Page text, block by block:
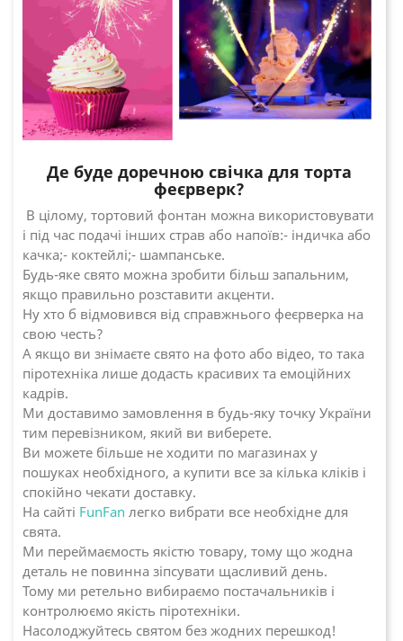
Де буде доречною свічка для торта
феєрверк?
В цілому, тортовий фонтан можна використовувати
і під час подачі інших страв або напоїв:- індичка або
качка;- коктейлі;- шампанське.
Будь-яке свято можна зробити більш запальним,
якщо правильно розставити акценти.
Ну хто б відмовився від справжнього феєрверка на
свою честь?
А якщо ви знімаєте свято на фото або відео, то така
піротехніка лише додасть красивих та емоційних
кадрів.
Ми доставимо замовлення в будь-яку точку України
тим перевізником, який ви виберете.
Ви можете більше не ходити по магазинах у
пошуках необхідного, а купити все за кілька кліків і
спокійно чекати доставку.
На сайті FunFan легко вибрати все необхідне для
свята.
Ми переймаємость якістю товару, тому що жодна
деталь не повинна зіпсувати щасливий день.
Тому ми ретельно вибираємо постачальників і
контролюємо якість піротехніки.
Насолоджуйтесь святом без жодних перешкод!